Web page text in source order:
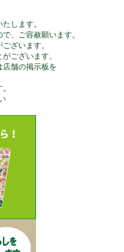
します。
、ご容赦願います。
ざいます。
ございます。
店舗の掲示板を